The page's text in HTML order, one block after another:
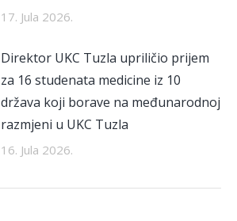
17. Jula 2026.
Direktor UKC Tuzla upriličio prijem
za 16 studenata medicine iz 10
država koji borave na međunarodnoj
razmjeni u UKC Tuzla
16. Jula 2026.